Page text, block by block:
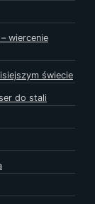
wiercenie
świecie
do stali